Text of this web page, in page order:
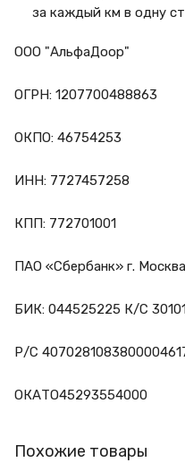
за каждый км в одну
ООО "АльфаДоор"
ОГРН: 1207700488863
ОКПО: 46754253
ИНН: 7727457258
КПП: 772701001
ПАО «Сбербанк» г. Москва
БИК: 044525225 К/С
Р/С
ОКАТО45293554000
Похожие товары